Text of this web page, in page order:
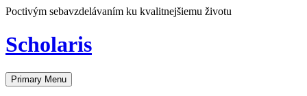
Skip
content
Poctivým sebavzdelávaním ku kvalitnejšiemu životu
Scholaris
Primary Menu